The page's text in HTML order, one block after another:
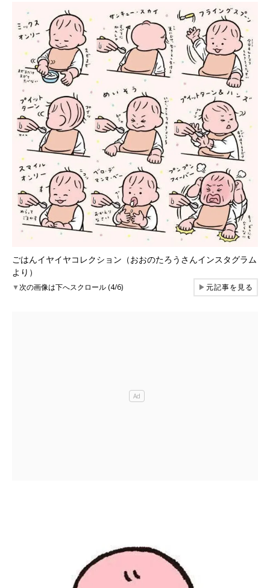
ごはんイヤイヤコレクション（おおのたろうさんインスタグラム
より）
▼次の画像は下へスクロール (4/6) ▶元記事を見る